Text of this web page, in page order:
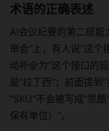
术语的正确表述
AI会议纪要的第二层能
审会”上，有人说“这
动补全为“这个接口的
是“拉丁西”；前面提到
“SKU”不会被写成“思
保有单位）”。